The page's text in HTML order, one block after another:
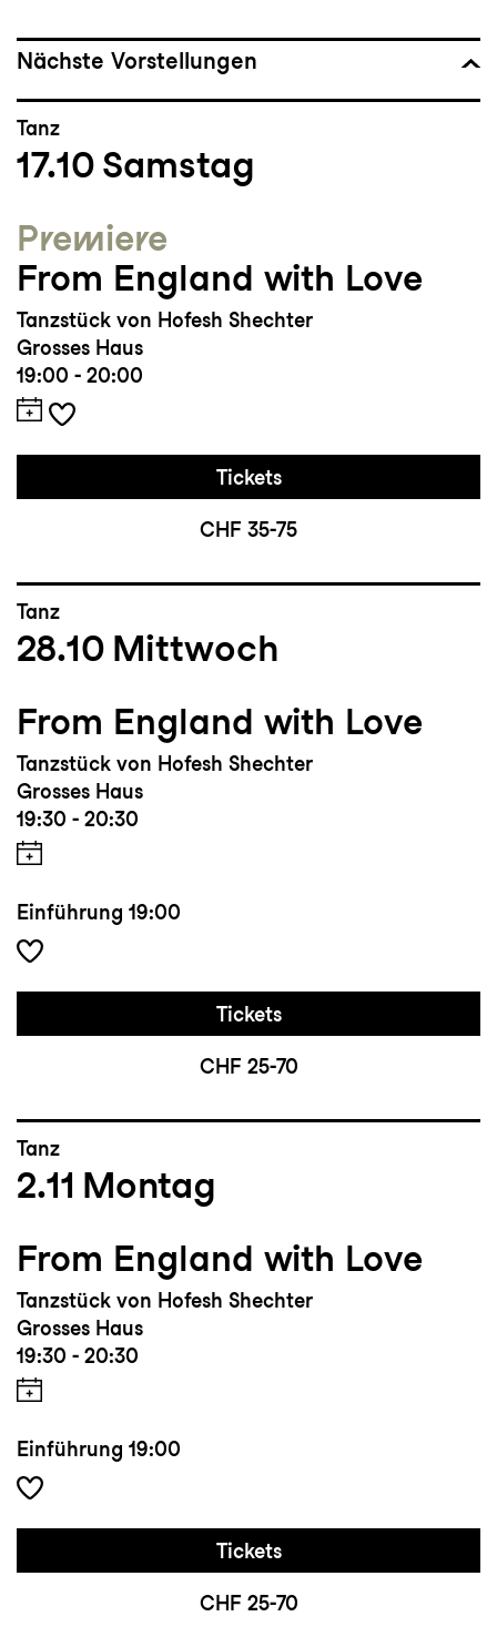
Wichtige Choreograf:innen: Akram Khan,
Pite, Rafael Bonachela, Alexander Ekman,
Dominique Dumais
Mother von Hofesh Shechter, Flight Pattern
von Crystal Pite, Fractus V von Sidi Larbi
Studium/Ausbildung: London
Contemporary Dance School (BA), School
of the Arts Singapore
Nächste Vorstellungen
Tanz
17.10 Samstag
Premiere
From England with Love
Tanzstück von Hofesh Shechter
Grosses Haus
19:00 - 20:00
Tickets
CHF 35-75
Tanz
28.10 Mittwoch
From England with Love
Tanzstück von Hofesh Shechter
Grosses Haus
19:30 - 20:30
Einführung 19:00
Tickets
CHF 25-70
Tanz
2.11 Montag
From England with Love
Tanzstück von Hofesh Shechter
Grosses Haus
19:30 - 20:30
Einführung 19:00
Tickets
CHF 25-70